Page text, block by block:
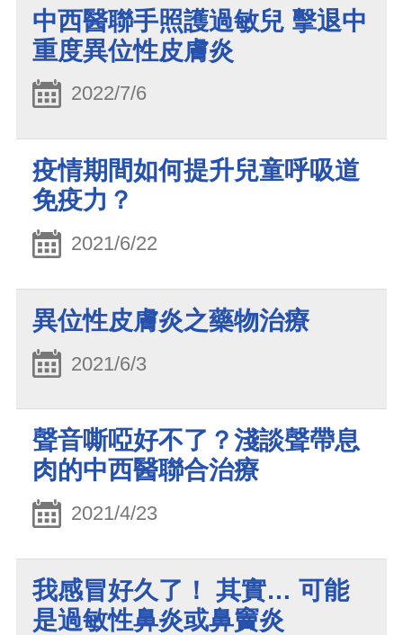
中西醫聯手照護過敏兒 擊退中
重度異位性皮膚炎
2022/7/6
疫情期間如何提升兒童呼吸道
免疫力？
2021/6/22
異位性皮膚炎之藥物治療
2021/6/3
聲音嘶啞好不了？淺談聲帶息
肉的中西醫聯合治療
2021/4/23
我感冒好久了！ 其實… 可能
是過敏性鼻炎或鼻竇炎